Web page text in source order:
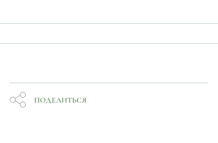
ПОДЕЛИТЬСЯ